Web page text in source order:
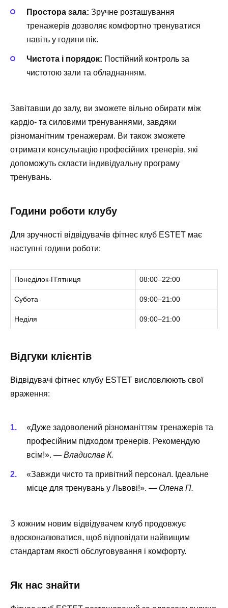
Простора зала: Зручне розташування
тренажерів дозволяє комфортно тренуватися
навіть у години пік.
Чистота і порядок: Постійний контроль за
чистотою зали та обладнанням.
Завітавши до залу, ви зможете вільно обирати між
кардіо- та силовими тренуваннями, завдяки
різноманітним тренажерам. Ви також зможете
отримати консультацію професійних тренерів, які
допоможуть скласти індивідуальну програму
тренувань.
Години роботи клубу
Для зручності відвідувачів фітнес клуб ESTET має
наступні години роботи:
Понеділок-П’ятниця 08:00–22:00
Субота 09:00–21:00
Неділя 09:00–21:00
Відгуки клієнтів
Відвідувачі фітнес клубу ESTET висловлюють свої
враження:
«Дуже задоволений різноманіттям тренажерів та
професійним підходом тренерів. Рекомендую
всім!». — Владислав К.
«Завжди чисто та привітний персонал. Ідеальне
місце для тренувань у Львові!». — Олена П.
З кожним новим відвідувачем клуб продовжує
вдосконалюватися, щоб відповідати найвищим
стандартам якості обслуговування і комфорту.
Як нас знайти